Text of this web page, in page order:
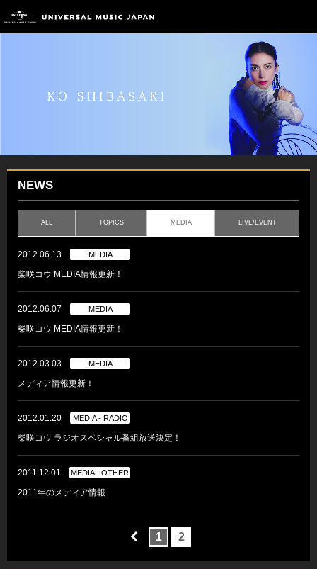
NEWS
ALL TOPICS MEDIA LIVE/EVENT
2012.06.13 MEDIA
柴咲コウ MEDIA情報更新！
2012.06.07 MEDIA
柴咲コウ MEDIA情報更新！
2012.03.03 MEDIA
メディア情報更新！
2012.01.20 MEDIA - RADIO
柴咲コウ ラジオスペシャル番組放送決定！
2011.12.01 MEDIA - OTHER
2011年のメディア情報
1 2